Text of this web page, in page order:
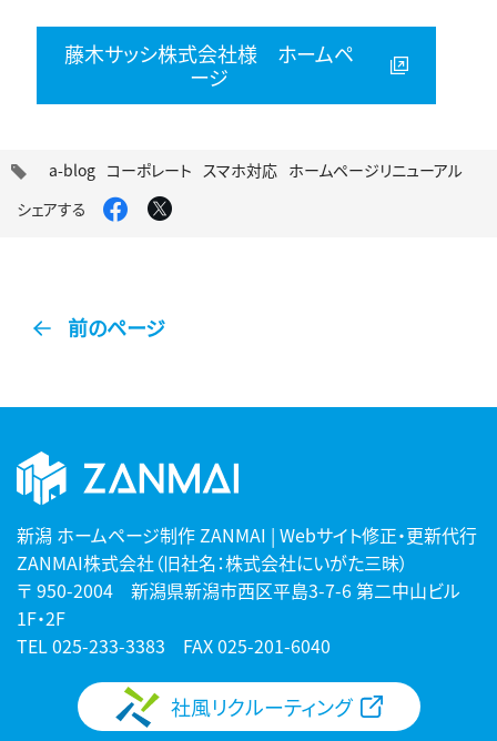
藤木サッシ株式会社様 ホームペ
ージ
タ
a-blog コーポレート スマホ対応 ホームページリニューアル
シェアする
Facebook
X
前のページ
新潟 ホームページ制作 ZANMAI | Webサイト修正・更新代行
ZANMAI株式会社（旧社名：株式会社にいがた三昧）
〒 950-2004 新潟県新潟市西区平島3-7-6 第二中山ビル
1F・2F
TEL025-233-3383 FAX 025-201-6040
社風リクルーティング